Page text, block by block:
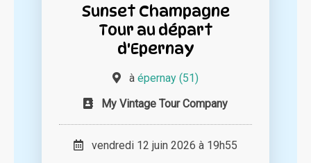
Sunset Champagne
Tour au départ
d'Epernay
à épernay (51)
My Vintage Tour Company
vendredi 12 juin 2026 à 19h55